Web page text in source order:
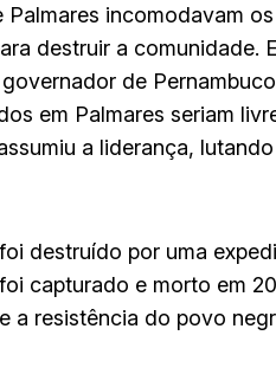
incomodavam
destruir a comunidade.
de
em Palmares seriam
a liderança,
destruído por uma
capturado e morto em
a resistência do povo